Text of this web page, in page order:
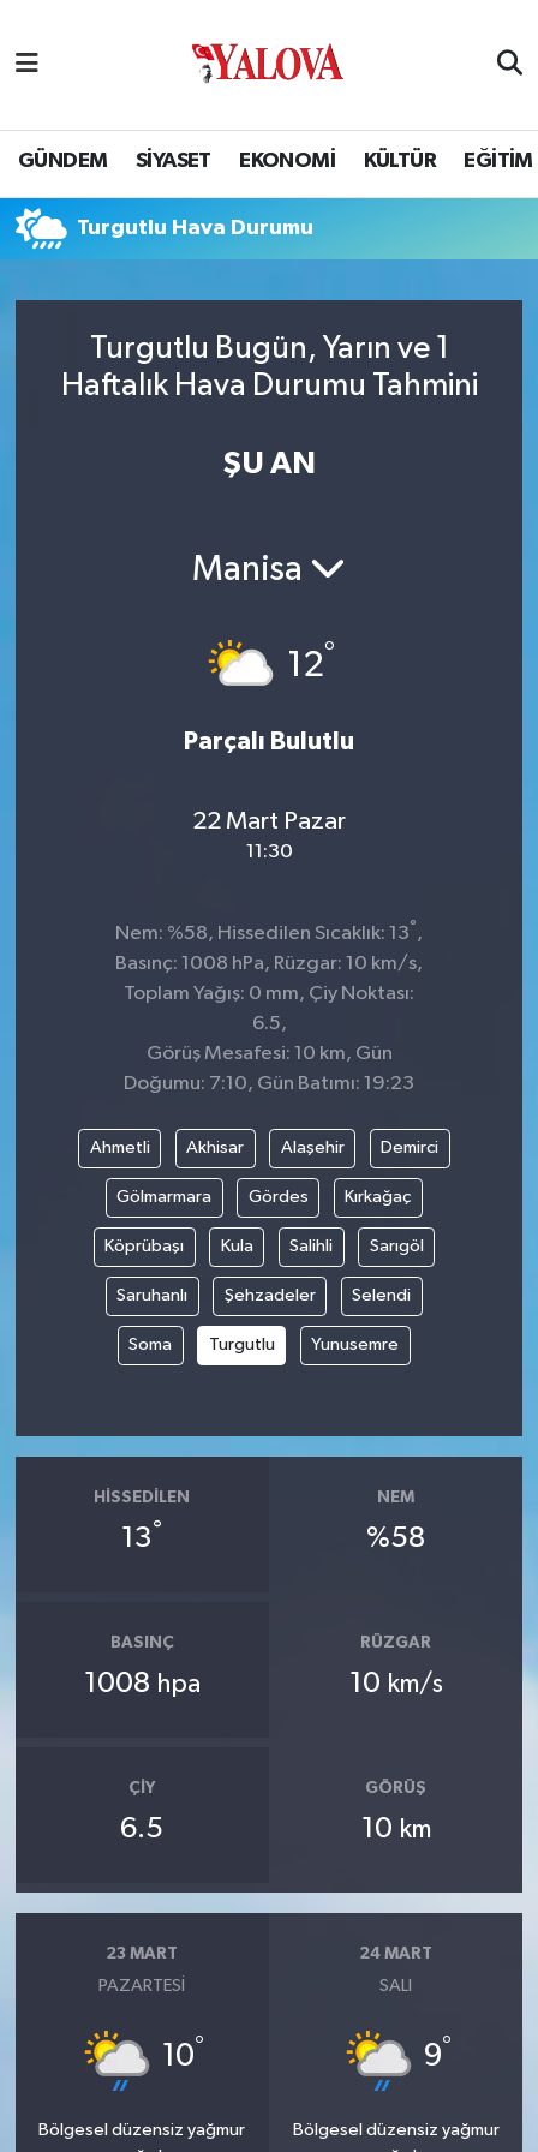
GÜNDEM SİYASET EKONOMİ KÜLTÜR EĞİTİM
Turgutlu Hava Durumu
Turgutlu Bugün, Yarın ve 1
Haftalık Hava Durumu Tahmini
ŞU AN
Manisa
12°
Parçalı Bulutlu
22 Mart Pazar
11:30
Nem: %58, Hissedilen Sıcaklık: 13° ,
Basınç: 1008 hPa, Rüzgar: 10 km/s,
Toplam Yağış: 0 mm, Çiy Noktası:
6.5,
Görüş Mesafesi: 10 km, Gün
Doğumu: 7:10, Gün Batımı: 19:23
Ahmetli Akhisar Alaşehir Demirci
Gölmarmara Gördes Kırkağaç
Köprübaşı Kula Salihli Sarıgöl
Saruhanlı Şehzadeler Selendi
Soma Turgutlu Yunusemre
HISSEDILEN
13°
NEM
%58
BASINÇ
1008 hpa
RÜZGAR
10 km/s
ÇIY
6.5
GÖRÜŞ
10 km
23 MART
PAZARTESI
10°
Bölgesel düzensiz yağmur
24 MART
SALI
9°
Bölgesel düzensiz yağmur
SİYASET
EĞİTİM
BİLİM VE TEKNOLOJİ
Yalova Nöbetçi Eczaneler
Yalova Hava Durumu
Puan Durumu ve Fikstür
Tüm Manşetler
Son Dakika Haberleri